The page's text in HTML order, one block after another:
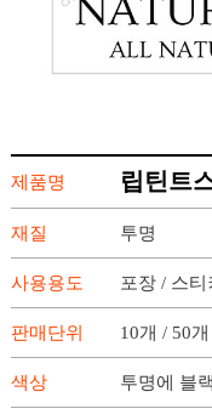
제품명 립틴트
재질 투명
사용용도 포장 / 스티
판매단위 10개 / 50개
색상 투명에 블